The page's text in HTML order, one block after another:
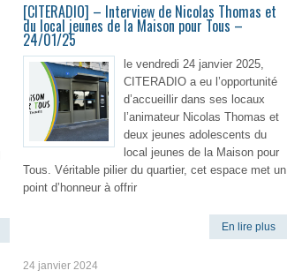
[CITERADIO] – Interview de Nicolas Thomas et
du local jeunes de la Maison pour Tous –
24/01/25
le vendredi 24 janvier 2025,
CITERADIO a eu l’opportunité
d’accueillir dans ses locaux
l’animateur Nicolas Thomas et
deux jeunes adolescents du
local jeunes de la Maison pour
Tous. Véritable pilier du quartier, cet espace met un
point d’honneur à offrir
En lire plus
24 janvier 2024